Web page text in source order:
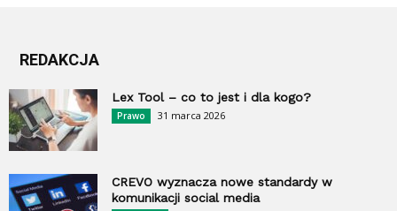
REDAKCJA
Lex Tool – co to jest i dla kogo?
Prawo 31 marca 2026
CREVO wyznacza nowe standardy w
komunikacji social media